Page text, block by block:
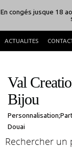
En congés jusque 18
ACTUALITES
Val
Bijou
Douai
Rechercher un